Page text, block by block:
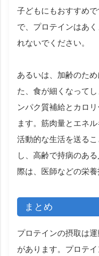
子どもにもおすすめ
で、プロテインはあ
れないでください。
あるいは、加齢のた
た、食が細くなって
ンパク質補給とカロ
ます。筋肉量とエネ
活動的な生活を送る
し、高齢で持病のあ
際は、医師などの栄
まとめ
プロテインの摂取は
があります。プロテ